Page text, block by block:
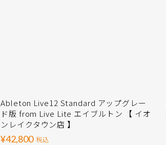
Ableton Live12 Standard アップグレー
ド版 from Live Lite エイブルトン 【 イオ
ンレイクタウン店 】
¥42,800 税込